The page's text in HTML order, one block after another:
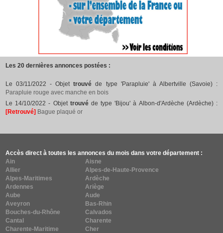
Les 20 dernières annonces postées :
Le 03/11/2022 - Objettrouvé de type 'Parapluie' à Albertville (Savoie) :
Parapluie rouge avec manche en bois
Le 14/10/2022 - Objet trouvéde type 'Bijou' à Albon-d'Ardèche (Ardèche) :
[Retrouvé] Bague plaqué or
Accès direct à toutes les annonces du mois dans votre département :
Ain
Aisne
Allier
Alpes-de-Haute-Provence
Alpes-Maritimes
Ardèche
Ardennes
Ariège
Aube
Aude
Aveyron
Bas-Rhin
Bouches-du-Rhône
Calvados
Cantal
Charente
Charente-Maritime
Cher